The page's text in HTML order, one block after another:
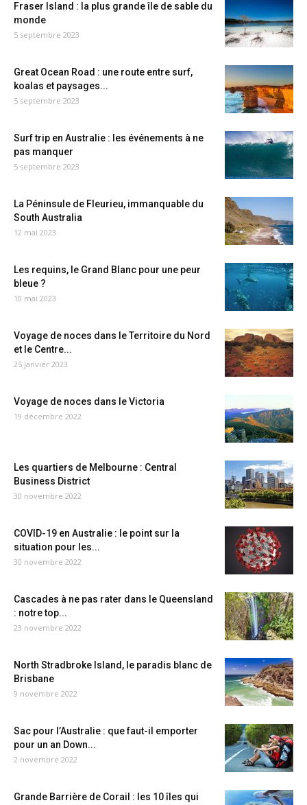
Fraser Island : la plus grande île de sable du
monde
5 septembre 2023
Great Ocean Road : une route entre surf,
koalas et paysages...
5 septembre 2023
Surf trip en Australie : les événements à ne
pas manquer
5 septembre 2023
La Péninsule de Fleurieu, immanquable du
South Australia
12 mai 2023
Les requins, le Grand Blanc pour une peur
bleue ?
10 mai 2023
Voyage de noces dans le Territoire du Nord
et le Centre...
25 janvier 2023
Voyage de noces dans le Victoria
19 décembre 2022
Les quartiers de Melbourne : Central
Business District
30 novembre 2022
COVID-19 en Australie : le point sur la
situation pour les...
30 novembre 2022
Cascades à ne pas rater dans le Queensland
: notre top...
23 novembre 2022
North Stradbroke Island, le paradis blanc de
Brisbane
9 novembre 2022
Sac pour l’Australie : que faut-il emporter
pour un an Down...
2 novembre 2022
Grande Barrière de Corail : les 10 îles qui